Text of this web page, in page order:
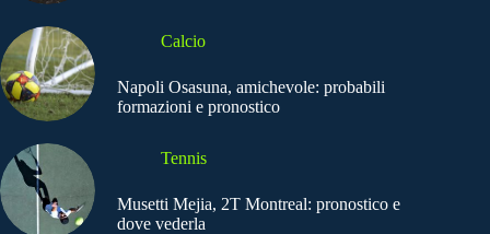
Calcio
Napoli Osasuna, amichevole: probabili
formazioni e pronostico
Tennis
Musetti Mejia, 2T Montreal: pronostico e
dove vederla